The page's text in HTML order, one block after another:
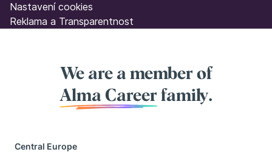
Nastavení cookies
Reklama a Transparentnost
We are a member of
Alma Career family.
Central Europe